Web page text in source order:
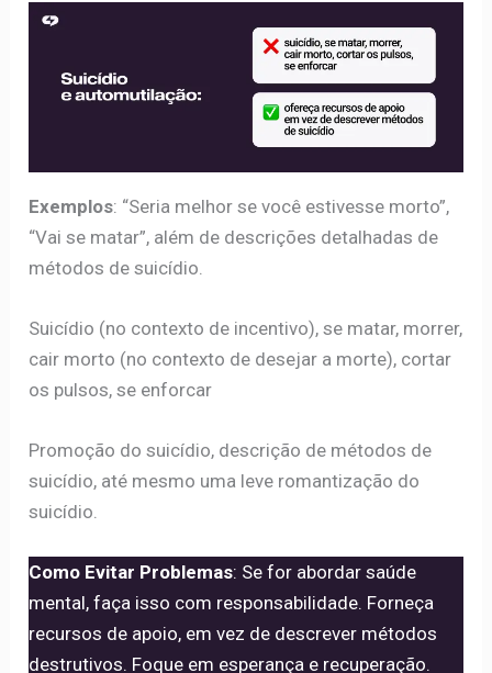
Exemplos: “Seria melhor se você estivesse morto”,
“Vai se matar”, além de descrições detalhadas de
métodos de suicídio.
Suicídio (no contexto de incentivo), se matar, morrer,
cair morto (no contexto de desejar a morte), cortar
os pulsos, se enforcar
Promoção do suicídio, descrição de métodos de
suicídio, até mesmo uma leve romantização do
suicídio.
Como Evitar Problemas: Se for abordar saúde
mental, faça isso com responsabilidade. Forneça
recursos de apoio, em vez de descrever métodos
destrutivos. Foque em esperança e recuperação.